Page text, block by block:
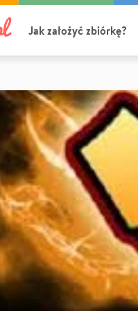
Jak założyć zbiórkę?